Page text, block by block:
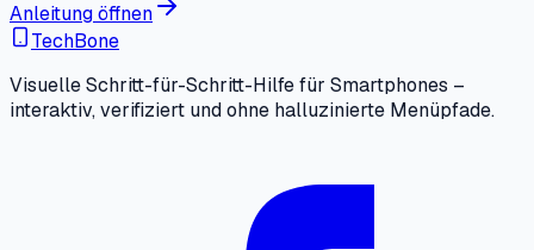
Anleitung öffnen
TechBone
Visuelle Schritt-für-Schritt-Hilfe für Smartphones –
interaktiv, verifiziert und ohne halluzinierte Menüpfade.